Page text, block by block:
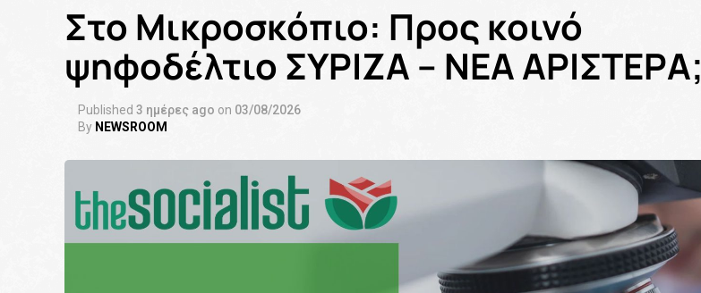
Στο Μικροσκόπιο: Προς κοινό
ψηφοδέλτιο ΣΥΡΙΖΑ – ΝΕΑ ΑΡΙΣΤΕΡΑ;
Published 3 ημέρες ago on 03/08/2026
By NEWSROOM